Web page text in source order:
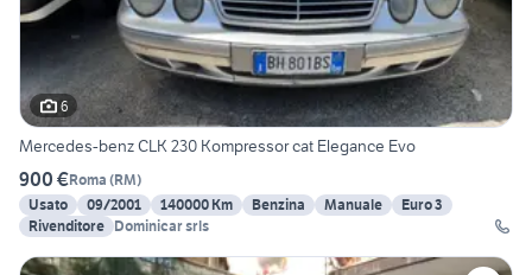
6
Mercedes-benz CLK 230 Kompressor cat Elegance Evo
900 €Roma (RM)
Usato
09/2001 140000 Km Benzina Manuale
Euro 3
Rivenditore Dominicar srls